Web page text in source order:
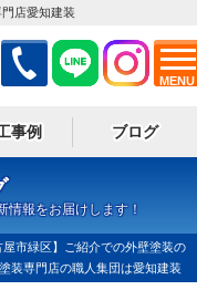
MENU
店愛知建装
事例 ブログ
情報をお届けします！
屋市緑区】ご紹介での外壁塗装の
装専門店の職人集団は愛知建装